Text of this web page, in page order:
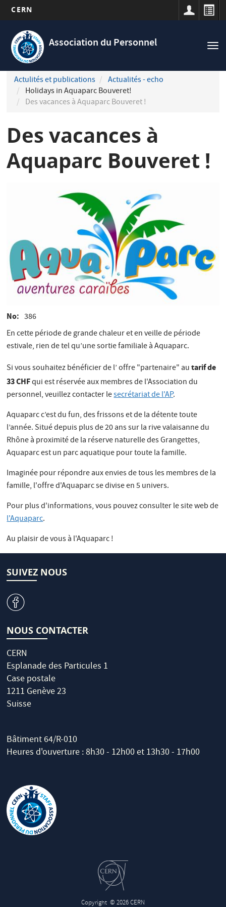
contenu
principal
CERN
Association du Personnel
Navigation
principale
Actulités et publications
Actualités - echo
Holidays in Aquaparc Bouveret!
Des vacances à Aquaparc Bouveret !
Des vacances à
Aquaparc Bouveret !
No
386
En cette période de grande chaleur et en veille de période
estivale, rien de tel qu’une sortie familiale à Aquaparc.
Si vous souhaitez bénéficier de l’ offre "partenaire" autarif de
33 CHFqui est réservée aux membres de l'Association du
personnel, veuillez contacter lesecrétariat de l'AP.
Aquaparc c’est du fun, des frissons et de la détente toute
l’année. Situé depuis plus de 20 ans sur la rive valaisanne du
Rhône à proximité de la réserve naturelle des Grangettes,
Aquaparc est un parc aquatique pour toute la famille.
Imaginée pour répondre aux envies de tous les membres de la
famille, l'offre d'Aquaparc se divise en 5 univers.
Pour plus d'informations, vous pouvez consulter le site web de
l'Aquaparc.
Au plaisir de vous à l'Aquaparc !
SUIVEZ NOUS
v
NOUS CONTACTER
CERN
Esplanade des Particules 1
Case postale
1211 Genève 23
Suisse
Bâtiment 64/R-010
Heures d'ouverture : 8h30 - 12h00 et 13h30 - 17h00
Copyright © 2026 CERN